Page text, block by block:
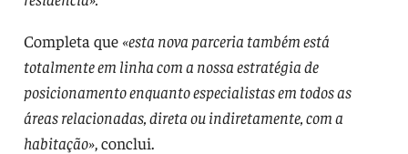
Completa que «esta nova parceria também está
totalmente em linha com a nossa estratégia de
posicionamento enquanto especialistas em todos as
áreas relacionadas, direta ou indiretamente, com a
habitação», conclui.